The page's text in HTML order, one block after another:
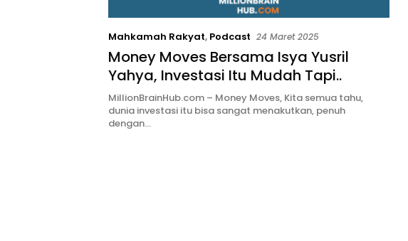
Mahkamah Rakyat, Podcast 24 Maret 2025
Money Moves Bersama Isya Yusril
Yahya, Investasi Itu Mudah Tapi..
MillionBrainHub.com – Money Moves, Kita semua tahu,
dunia investasi itu bisa sangat menakutkan, penuh
dengan…